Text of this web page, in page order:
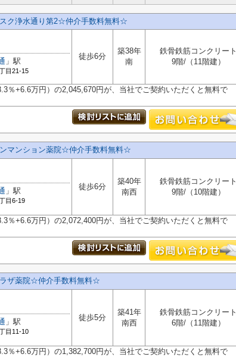
ク浄水通り第2☆仲介手数料無料☆
」駅
目21-15
徒歩6分
築38年
南
鉄骨鉄筋コンクリート
9階/（11階建）
％+6.6万円）の2,045,670円が、当社でご契約いただくと無料で
マンション薬院☆仲介手数料無料☆
」駅
目6-19
徒歩6分
築40年
南西
鉄骨鉄筋コンクリート
9階/（10階建）
％+6.6万円）の2,072,400円が、当社でご契約いただくと無料で
ザ薬院☆仲介手数料無料☆
」駅
目11-10
徒歩5分
築41年
南西
鉄骨鉄筋コンクリート
6階/（11階建）
％+6.6万円）の1,382,700円が、当社でご契約いただくと無料で